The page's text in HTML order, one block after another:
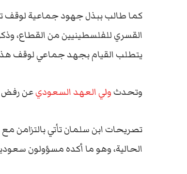
كما طالب ببذل جهود جماعية لوقف
القسري للفلسطينيين من القطاع،
يتطلب القيام بجهد جماعي لوقف هذه
وتحدثولي العهد السعوديعن رفض
تصريحات ابن سلمان تأتي بالتزامن مع
الحالية، وهو ما أكده مسؤولون